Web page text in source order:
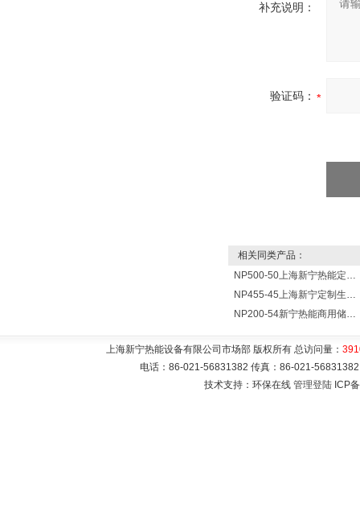
补充说明：
验证码：
相关同类产品：
NP500-50上海新宁热能定制各式不锈钢水箱容器
NP455-45上海新宁定制生产各式不锈钢容器
NP200-54新宁热能商用储水式电热水器V=200升N=54千瓦
上海新宁热能设备有限公司市场部 版权所有 总访问量：
电话：86-021-56831382 传真：86-021-
技术支持：环保在线 管理登陆 ICP